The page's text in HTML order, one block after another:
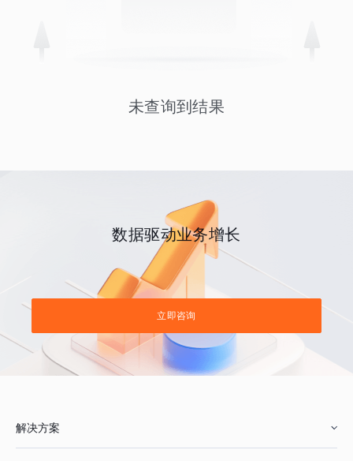
未查询到结果
数据驱动业务增长
立即咨询
解决方案